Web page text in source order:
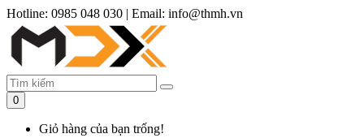
Hotline: 0985 048 030 | Email: info@thmh.vn
0
Giỏ hàng của bạn trống!